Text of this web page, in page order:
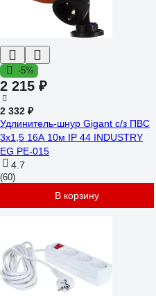
-5%
2 215 ₽
2 332 ₽
Удлинитель-шнур Gigant с/з ПВС
3х1,5 16A 10м IP 44 INDUSTRY
EG PE-015
4.7
(60)
В корзину